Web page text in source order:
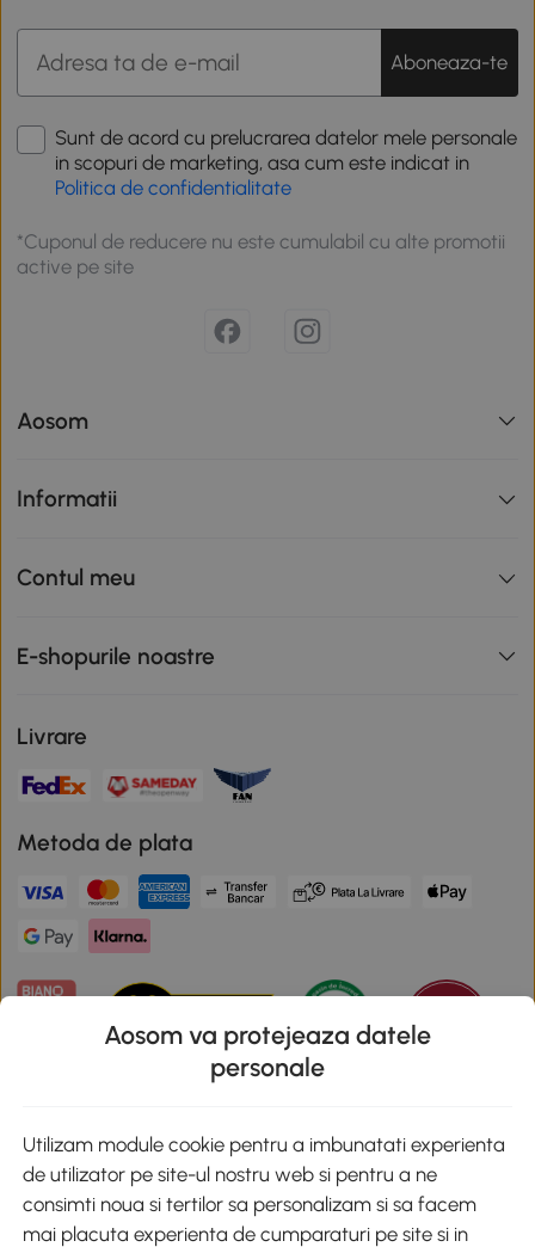
Aboneaza-te
Sunt de acord cu prelucrarea datelor mele personale
in scopuri de marketing, asa cum este indicat in
Politica de confidentialitate
*Cuponul de reducere nu este cumulabil cu alte promotii
active pe site
Aosom
Informatii
Contul meu
E-shopurile noastre
Livrare
Metoda de plata
Descarca aplicatia Aosom
Google Play
Aosom va protejeaza datele
personale
Utilizam module cookie pentru a imbunatati experienta
de utilizator pe site-ul nostru web si pentru a ne
consimti noua si tertilor sa personalizam si sa facem
mai placuta experienta de cumparaturi pe site si in